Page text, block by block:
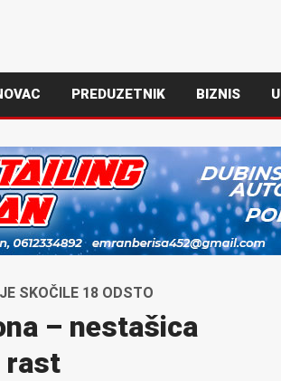
PREDUZETNIK BIZNIS
SKOČILE 18 ODSTO
– nestašica
rast